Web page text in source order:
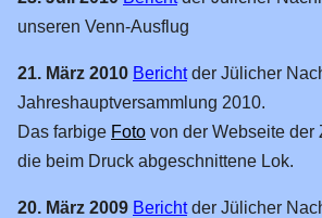
unseren Venn-Ausflug
21. März 2010 Berichtder Jülicher
Jahreshauptversammlung 2010.
Das farbige Foto von der Webseite der
die beim Druck abgeschnittene Lok.
20. März 2009 Berichtder Jülicher